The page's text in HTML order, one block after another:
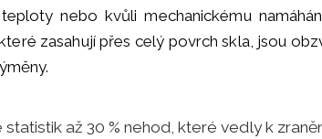
nebo kvůli mechanickému
zasahují přes celý povrch skla, jsou
statistik až 30 % nehod, které vedly k